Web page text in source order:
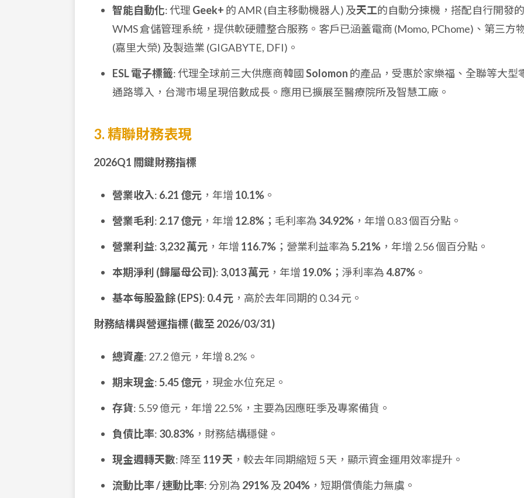
智能自動化: 代理 Geek+ 的 AMR (自主移動機器人) 及天工的自動分揀機，搭配自行開發的
WMS 倉儲管理系統，提供軟硬體整合服務。客戶已涵蓋電商 (Momo, PChome)、第三方
(嘉里大榮) 及製造業 (GIGABYTE, DFI)。
ESL 電子標籤: 代理全球前三大供應商韓國Solomon 的產品，受惠於家樂福、全聯等大型
通路導入，台灣市場呈現倍數成長。應用已擴展至醫療院所及智慧工廠。
3. 精聯財務表現
2026Q1 關鍵財務指標
營業收入: 6.21 億元 ，年增 10.1% 。
營業毛利 : 2.17 億元 ，年增 12.8% ；毛利率為 34.92% ，年增 0.83 個百分點。
營業利益: 3,232 萬元 ，年增 116.7% ；營業利益率為5.21% ，年增 2.56 個百分點。
本期淨利 (歸屬母公司): 3,013 萬元 ，年增 19.0% ；淨利率為4.87% 。
基本每股盈餘 (EPS): 0.4 元 ，高於去年同期的 0.34 元。
財務結構與營運指標 (截至 2026/03/31)
總資產: 27.2 億元，年增 8.2%。
期末現金:5.45 億元 ，現金水位充足。
存貨: 5.59 億元，年增 22.5%，主要為因應旺季及專案備貨。
負債比率: 30.83% ，財務結構穩健。
現金週轉天數: 降至 119 天 ，較去年同期縮短 5 天，顯示資金運用效率提升。
流動比率 / 速動比率: 分別為 291%及 204% ，短期償債能力無虞。